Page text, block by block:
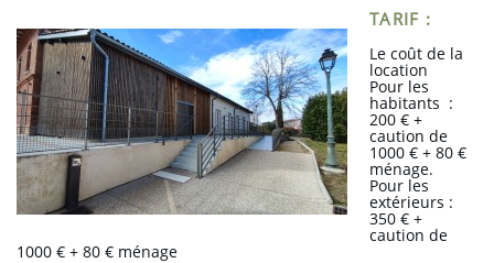
TARIF :
Le coût de la
location
Pour les
habitants :
200 € +
caution de
1000 € + 80 €
ménage.
Pour les
extérieurs :
350 € +
caution de
1000 € + 80 € ménage